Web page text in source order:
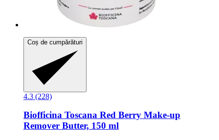
Coș de cumpărături
4.3 (228)
Biofficina Toscana Red Berry Make-​up
Remover Butter, 150 ml